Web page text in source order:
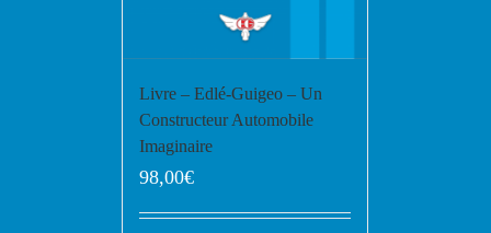
Livre – Edlé-Guigeo – Un
Constructeur Automobile
Imaginaire
98,00€